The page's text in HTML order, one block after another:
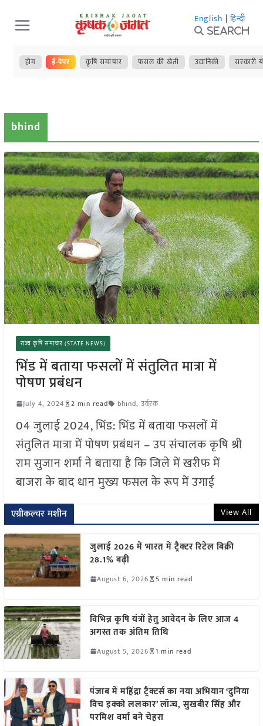
Skip
to
content
English | हिन्दी
Search
होम ई-पेपर कृषि समाचार फसल की खेती उद्यानिकी सरकारी
bhind
राज्य कृषि समाचार (STATE NEWS)
भिंड में बताया फसलों में संतुलित मात्रा में
पोषण प्रबंधन
July 4, 2024 2 min read bhind, उर्वरक
04 जुलाई 2024, भिंड: भिंड में बताया फसलों में
संतुलित मात्रा में पोषण प्रबंधन – उप संचालक कृषि श्री
राम सुजान शर्मा ने बताया है कि जिले में खरीफ में
बाजरा के बाद धान मुख्य फसल के रूप में उगाई
एग्रीकल्चर मशीन View All
जुलाई 2026 में भारत में ट्रैक्टर रिटेल बिक्री
28.1% बढ़ी
August 6, 2026 5 min read
विभिन्न कृषि यंत्रों हेतु आवेदन के लिए आज 4
अगस्त तक अंतिम तिथि
August 5, 2026 1 min read
पंजाब में महिंद्रा ट्रैक्टर्स का नया अभियान ‘दुनिया
विच इक्को ललकार’ लॉन्च, सुखबीर सिंह और
परमिश वर्मा बने चेहरा